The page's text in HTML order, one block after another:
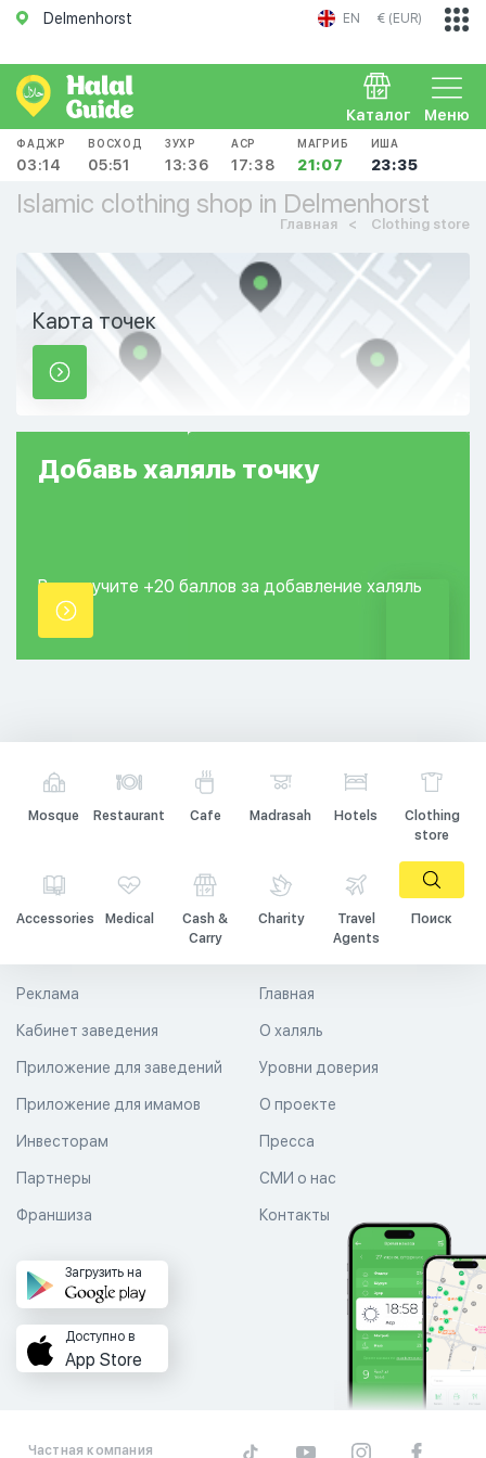
Delmenhorst EN € (EUR)
Меню
Каталог
ФАДЖР
03:14
ВОСХОД
05:51
ЗУХР
13:36
АСР
17:38
МАГРИБ
21:07
ИША
23:35
Islamic clothing shop in Delmenhorst
Главная Clothing store
Карта точек
Добавь халяль точку
Вы получите +20 баллов за добавление халяль
точки.
Mosque Restaurant Cafe Madrasah Hotels
Clothing
store
Accessories Medical
Cash &
Carry
Charity
Travel
Agents
Поиск
Главная
О халяль
Уровни доверия
Реклама
Кабинет заведения
Приложение для заведений
Приложение для имамов О проекте
Пресса
СМИ о нас
Контакты
Инвесторам
Партнеры
Франшиза
Загрузить на
Доступно в
App Store
Частная компания